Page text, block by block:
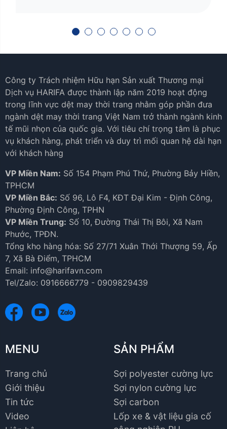
Công ty Trách nhiệm Hữu hạn Sản xuất Thương mại
Dịch vụ HARIFA được thành lập năm 2019 hoạt động
trong lĩnh vực dệt may thời trang nhằm góp phần đưa
ngành dệt may thời trang Việt Nam trở thành ngành kinh
tế mũi nhọn của quốc gia. Với tiêu chí trọng tâm là phục
vụ khách hàng, phát triển và duy trì mối quan hệ dài hạn
với khách hàng
VP Miền Nam: Số 154 Phạm Phú Thứ, Phường Bảy Hiền,
TPHCM
VP Miền Bắc: Số 96, Lô F4, KĐT Đại Kim - Định Công,
Phường Định Công, TPHN
VP Miền Trung: Số 10, Đường Thái Thị Bôi, Xã Nam
Phước, TPĐN.
Tổng kho hàng hóa: Số 27/71 Xuân Thới Thượng 59, Ấp
7, Xã Bà Điểm, TPHCM
Email: info@harifavn.com
Tel/Zalo: 0916666779 - 0909829439
MENU
Trang chủ
Giới thiệu
Tin tức
Video
SẢN PHẨM
Sợi polyester cường lực
Sợi nylon cường lực
Sợi carbon
Lốp xe & vật liệu gia cố